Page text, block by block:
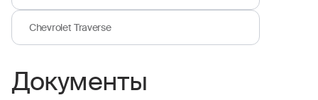
Chevrolet Traverse
Документы